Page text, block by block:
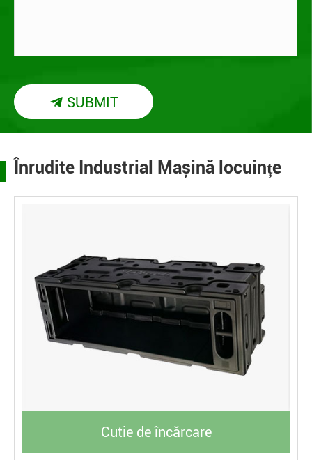
 SUBMIT
Înrudite Industrial Mașină locuințe
Cutie de încărcare